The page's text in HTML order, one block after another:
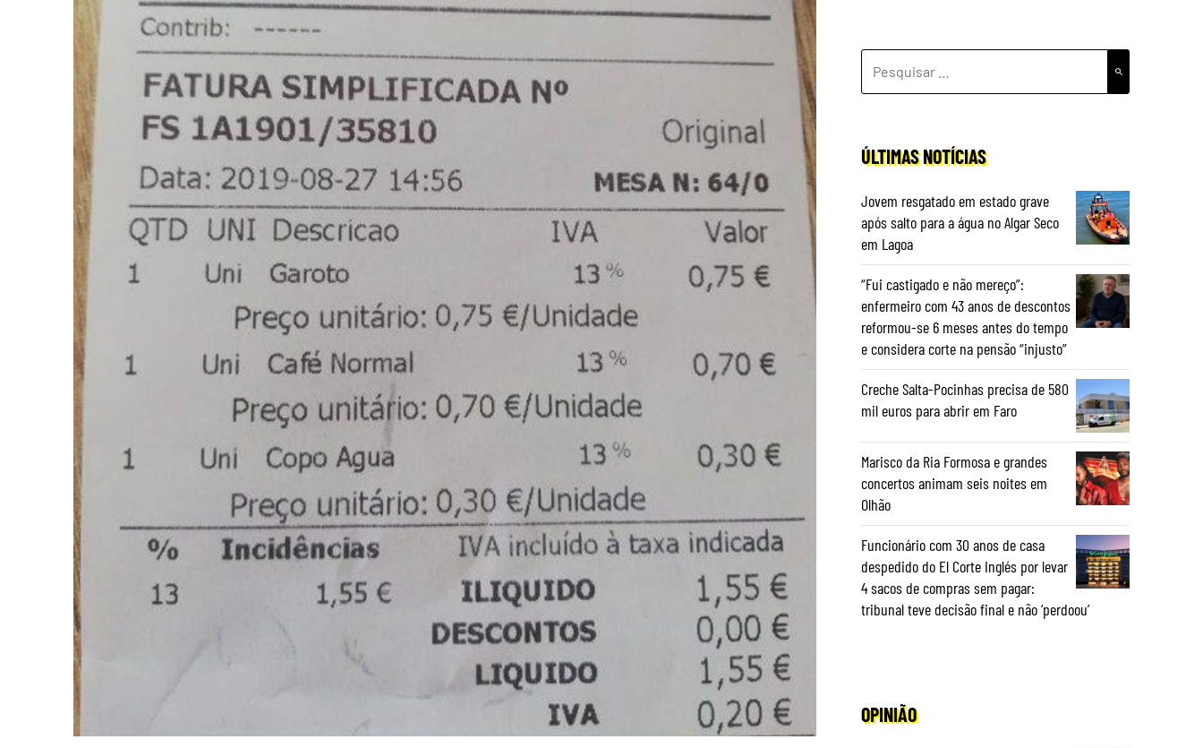
POR:
ÚLTIMAS NOTÍCIAS
Jovem resgatado em estado grave
após salto para a água no Algar Seco
em Lagoa
“Fui castigado e não mereço”:
enfermeiro com 43 anos de descontos
reformou-se 6 meses antes do tempo
e considera corte na pensão “injusto”
Creche Salta-Pocinhas precisa de 580
mil euros para abrir em Faro
Marisco da Ria Formosa e grandes
concertos animam seis noites em
Olhão
Funcionário com 30 anos de casa
despedido do El Corte Inglés por levar
4 sacos de compras sem pagar:
tribunal teve decisão final e não ‘perdoou’
OPINIÃO